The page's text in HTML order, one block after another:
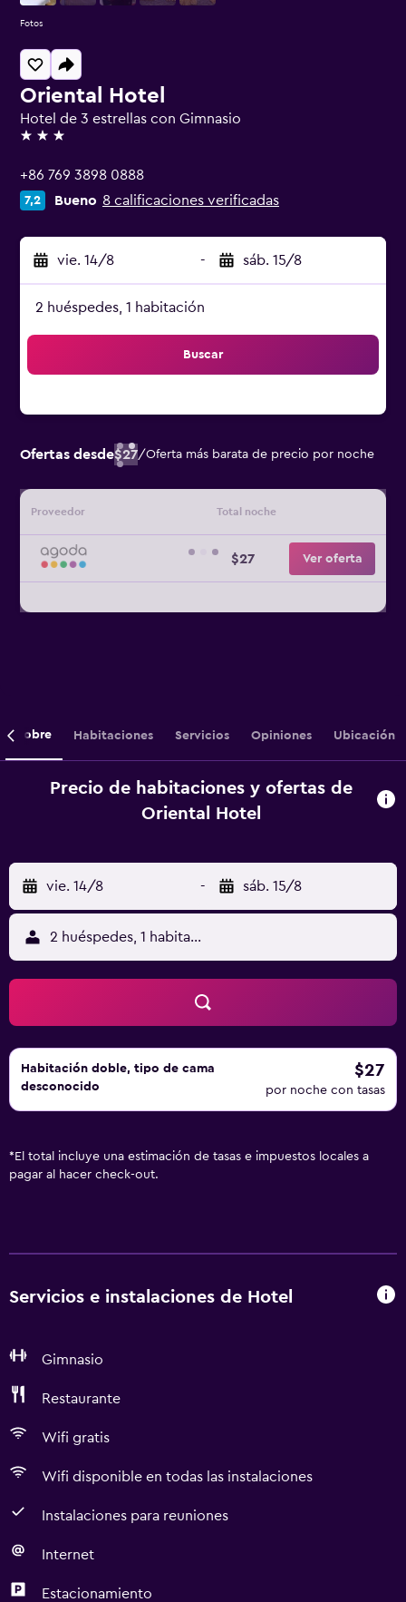
Oriental Hotel
Hotel de 3 estrellas con Gimnasio
3 estrellas
+86 769 3898 0888
7,2 Bueno 8 calificaciones verificadas
vie. 14/8 - sáb. 15/8
2 huéspedes, 1 habitación
Buscar
Ofertas desde$27/Oferta más barata de precio por noche
Proveedor Total noche
$27 Ver oferta
Fotos
Sobre Habitaciones Servicios Opiniones Ubicación
Precio de habitaciones y ofertas de
Oriental Hotel
vie. 14/8 - sáb. 15/8
2 huéspedes, 1 habitación
Habitación doble, tipo de cama
desconocido
$27
por noche con tasas
* El total incluye una estimación de tasas e impuestos locales a
pagar al hacer check-out.
Servicios e instalaciones de Hotel
Gimnasio
Restaurante
Wifi gratis
Wifi disponible en todas las instalaciones
Instalaciones para reuniones
Internet
Estacionamiento